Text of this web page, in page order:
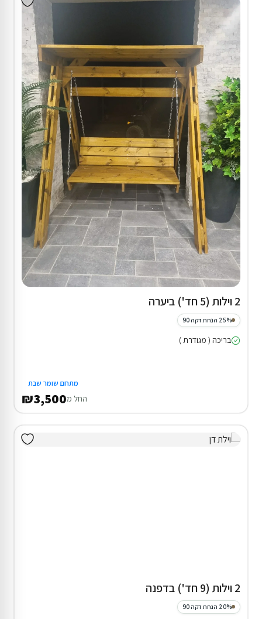
2 וילות (5 חד') ביערה
25% הנחת דקה 90
בריכה ( מגודרת )
מתחם שומר שבת
החל מ₪3,500
2 וילות (9 חד') בדפנה
20% הנחת דקה 90